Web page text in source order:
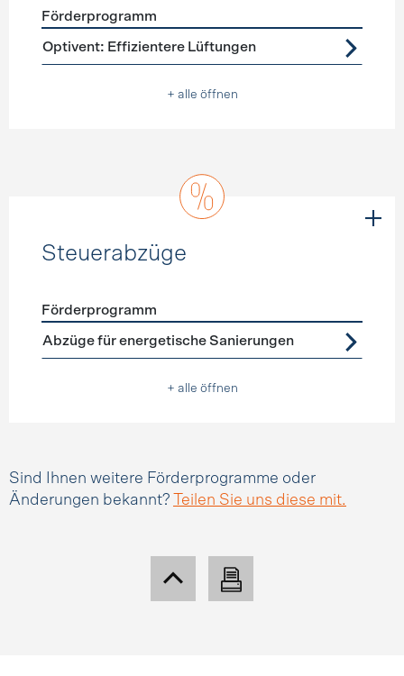
Förderprogramme Lüftung
Förderprogramm
Optivent: Effizientere Lüftungen
+ alle öffnen
Steuerabzüge
Förderprogramme Steuerabzüge
Förderprogramm
Abzüge für energetische Sanierungen
+ alle öffnen
Sind Ihnen weitere Förderprogramme oder
Änderungen bekannt?
Teilen Sie uns diese mit.